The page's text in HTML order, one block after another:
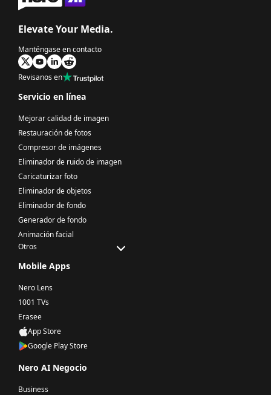
Elevate Your Media.
Manténgase en contacto
Revisanos en
Servicio en línea
Mejorar calidad de imagen
Restauración de fotos
Compresor de imágenes
Eliminador de ruido de imagen
Caricaturizar foto
Eliminador de objetos
Eliminador de fondo
Generador de fondo
Animación facial
Otros
Mobile Apps
Nero Lens
1001 TVs
Erasee
App Store
Google Play Store
Nero AI Negocio
Business